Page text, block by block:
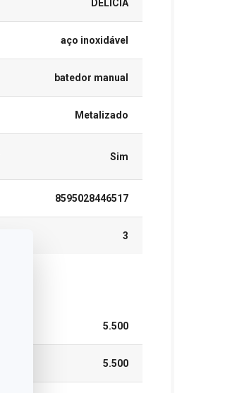
DELÍCIA
aço inoxidável
batedor manual
Metalizado
Sim
8595028446517
3
5.500
5.500